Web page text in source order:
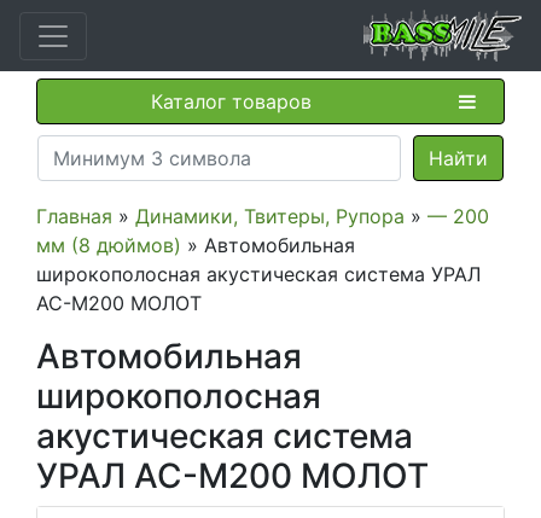
Каталог товаров
Главная » Динамики, Твитеры, Рупора » — 200
мм (8 дюймов) » Автомобильная
широкополосная акустическая система УРАЛ
АС-М200 МОЛОТ
Автомобильная
широкополосная
акустическая система
УРАЛ АС-М200 МОЛОТ